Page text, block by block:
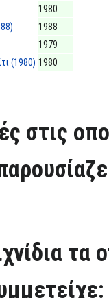
1980
1988
1979
(1980) 1980
στις
τα